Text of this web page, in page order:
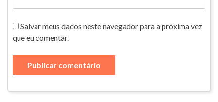
Salvar meus dados neste navegador para a próxima vez
que eu comentar.